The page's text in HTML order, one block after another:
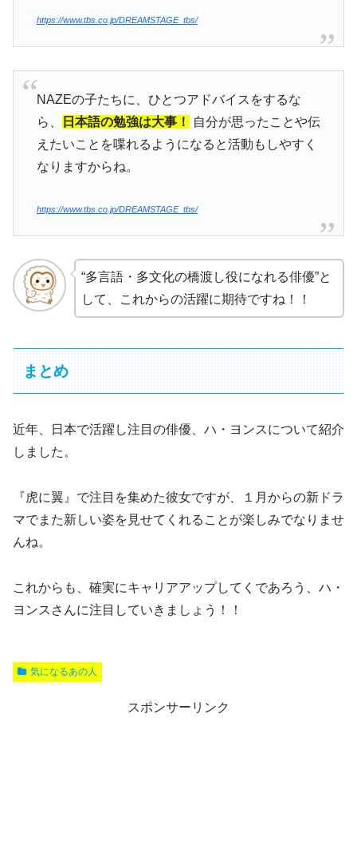
https://www.tbs.co.jp/DREAMSTAGE_tbs/
NAZEの子たちに、ひとつアドバイスをするな
ら、
日本語の勉強は大事！
自分が思ったことや伝
えたいことを喋れるようになると活動もしやすく
なりますからね。
https://www.tbs.co.jp/DREAMSTAGE_tbs/
“多言語・多文化の橋渡し役になれる俳優”と
して、これからの活躍に期待ですね！！
まとめ
近年、日本で活躍し注目の俳優、ハ・ヨンスについて紹介
しました。
『虎に翼』で注目を集めた彼女ですが、１月からの新ドラ
マでまた新しい姿を見せてくれることが楽しみでなりませ
んね。
これからも、確実にキャリアアップしてくであろう、ハ・
ヨンスさんに注目していきましょう！！
気になるあの人
スポンサーリンク